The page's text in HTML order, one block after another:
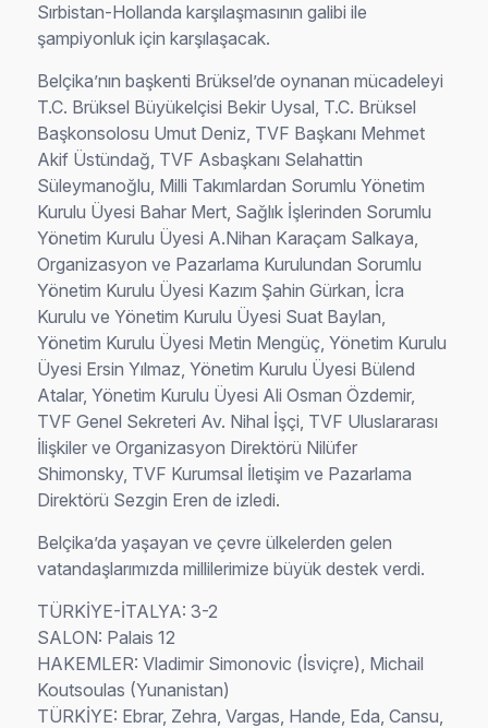
Sırbistan-Hollanda karşılaşmasının galibi ile
şampiyonluk için karşılaşacak.
Belçika’nın başkenti Brüksel’de oynanan mücadeleyi
T.C. Brüksel Büyükelçisi Bekir Uysal, T.C. Brüksel
Başkonsolosu Umut Deniz, TVF Başkanı Mehmet
Akif Üstündağ, TVF Asbaşkanı Selahattin
Süleymanoğlu, Milli Takımlardan Sorumlu Yönetim
Kurulu Üyesi Bahar Mert, Sağlık İşlerinden Sorumlu
Yönetim Kurulu Üyesi A.Nihan Karaçam Salkaya,
Organizasyon ve Pazarlama Kurulundan Sorumlu
Yönetim Kurulu Üyesi Kazım Şahin Gürkan, İcra
Kurulu ve Yönetim Kurulu Üyesi Suat Baylan,
Yönetim Kurulu Üyesi Metin Mengüç, Yönetim Kurulu
Üyesi Ersin Yılmaz, Yönetim Kurulu Üyesi Bülend
Atalar, Yönetim Kurulu Üyesi Ali Osman Özdemir,
TVF Genel Sekreteri Av. Nihal İşçi, TVF Uluslararası
İlişkiler ve Organizasyon Direktörü Nilüfer
Shimonsky, TVF Kurumsal İletişim ve Pazarlama
Direktörü Sezgin Eren de izledi.
Belçika’da yaşayan ve çevre ülkelerden gelen
vatandaşlarımızda millilerimize büyük destek verdi.
TÜRKİYE-İTALYA: 3-2
SALON: Palais 12
HAKEMLER: Vladimir Simonovic (İsviçre), Michail
Koutsoulas (Yunanistan)
TÜRKİYE: Ebrar, Zehra, Vargas, Hande, Eda, Cansu,